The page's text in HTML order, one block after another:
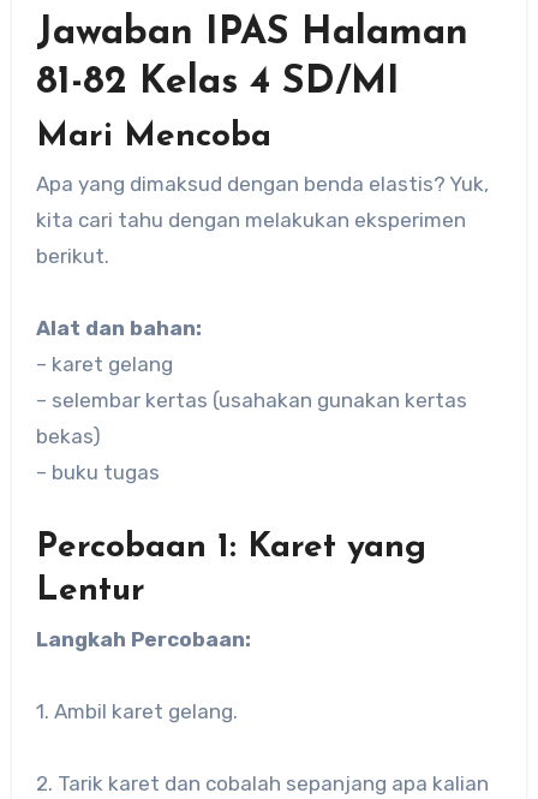
Jawaban IPAS Halaman
81-82 Kelas 4 SD/MI
Mari Mencoba
Apa yang dimaksud dengan benda elastis? Yuk,
kita cari tahu dengan melakukan eksperimen
berikut.
Alat dan bahan:
– karet gelang
– selembar kertas (usahakan gunakan kertas
bekas)
– buku tugas
Percobaan 1: Karet yang
Lentur
Langkah Percobaan:
1. Ambil karet gelang.
2. Tarik karet dan cobalah sepanjang apa kalian